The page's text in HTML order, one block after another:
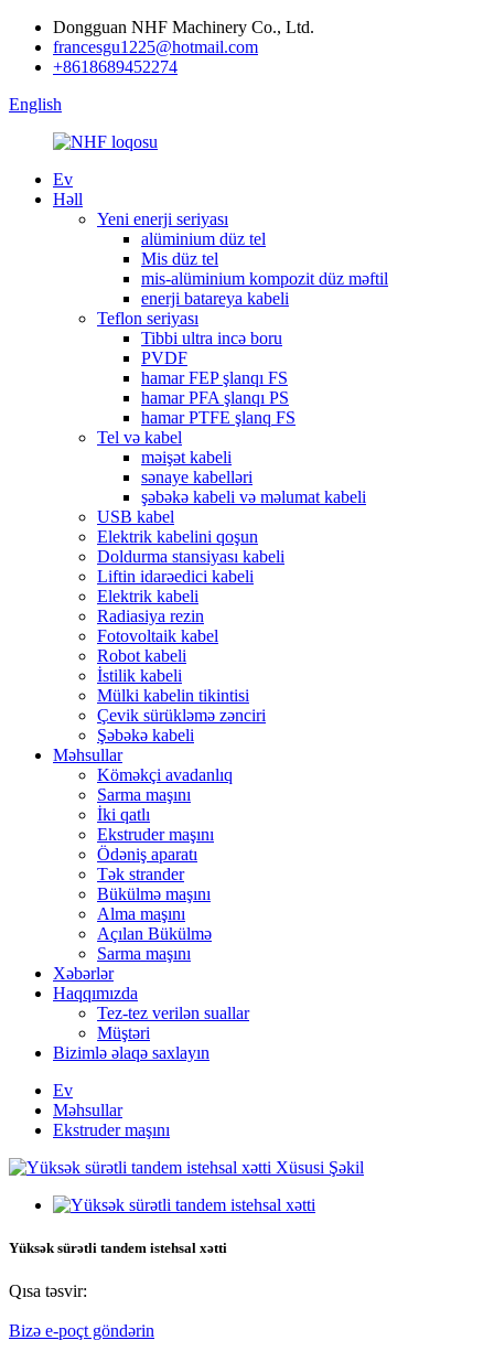
Dongguan NHF Machinery Co., Ltd.
francesgu1225@hotmail.com
+8618689452274
English
Ev
Həll
Yeni enerji seriyası
alüminium düz tel
Mis düz tel
mis-alüminium kompozit düz məftil
enerji batareya kabeli
Teflon seriyası
Tibbi ultra incə boru
PVDF
hamar FEP şlanqı FS
hamar PFA şlanqı PS
hamar PTFE şlanq FS
Tel və kabel
məişət kabeli
sənaye kabelləri
şəbəkə kabeli və məlumat kabeli
USB kabel
Elektrik kabelini qoşun
Doldurma stansiyası kabeli
Liftin idarəedici kabeli
Elektrik kabeli
Radiasiya rezin
Fotovoltaik kabel
Robot kabeli
İstilik kabeli
Mülki kabelin tikintisi
Çevik sürükləmə zənciri
Şəbəkə kabeli
Məhsullar
Köməkçi avadanlıq
Sarma maşını
İki qatlı
Ekstruder maşını
Ödəniş aparatı
Tək strander
Bükülmə maşını
Alma maşını
Açılan Bükülmə
Sarma maşını
Xəbərlər
Haqqımızda
Tez-tez verilən suallar
Müştəri
Bizimlə əlaqə saxlayın
Ev
Məhsullar
Ekstruder maşını
Yüksək sürətli tandem istehsal xətti
Qısa təsvir:
Bizə e-poçt göndərin